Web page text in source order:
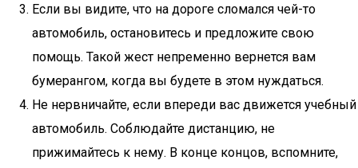
Если вы видите, что на дороге сломался чей-то
автомобиль, остановитесь и предложите свою
помощь. Такой жест непременно вернется вам
бумерангом, когда вы будете в этом нуждаться.
Не нервничайте, если впереди вас движется учебный
автомобиль. Соблюдайте дистанцию, не
прижимайтесь к нему. В конце концов, вспомните,